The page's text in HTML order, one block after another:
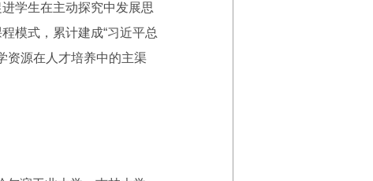
学生在主动探究中发展思
模式，累计建成“习近平总
资源在人才培养中的主渠